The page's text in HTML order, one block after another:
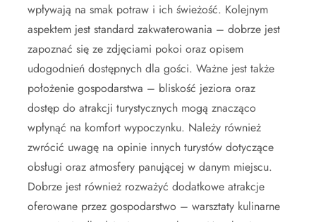
wpływają na smak potraw i ich świeżość. Kolejnym
aspektem jest standard zakwaterowania – dobrze jest
zapoznać się ze zdjęciami pokoi oraz opisem
udogodnień dostępnych dla gości. Ważne jest także
położenie gospodarstwa – bliskość jeziora oraz
dostęp do atrakcji turystycznych mogą znacząco
wpłynąć na komfort wypoczynku. Należy również
zwrócić uwagę na opinie innych turystów dotyczące
obsługi oraz atmosfery panującej w danym miejscu.
Dobrze jest również rozważyć dodatkowe atrakcje
oferowane przez gospodarstwo – warsztaty kulinarne